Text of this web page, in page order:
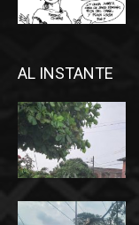
AL INSTANTE